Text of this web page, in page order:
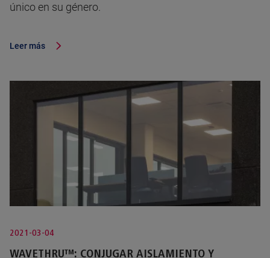
único en su género.
Leer más
2021-03-04
WAVETHRU™: CONJUGAR AISLAMIENTO Y